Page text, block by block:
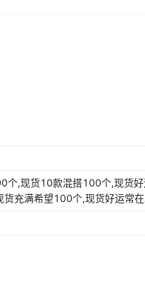
个,现货10款混搭100个,现货
充满希望100个,现货好运常